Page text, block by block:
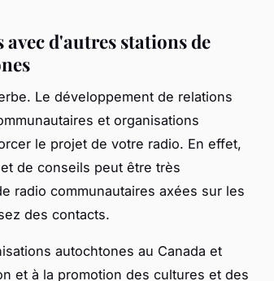
d'autres stations de
Le développement de relations
et organisations
le projet de votre radio. En effet,
de conseils peut être très
radio communautaires axées sur les
des contacts.
autochtones au Canada et
et à la promotion des cultures et des